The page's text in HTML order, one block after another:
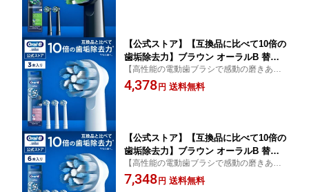
【公式ストア】【互換品に比べて10倍の
歯垢除去力】ブラウン オーラルB 替え
ブラシ やわらか極細毛ブラシ 3本 |Brau
n Oral-B 公式ストア pro1 pro2 正規品
【高性能の電動歯ブラシで感動の磨きあが
りへ】
4,378円 送料無料
【公式ストア】【互換品に比べて10倍の
歯垢除去力】ブラウン オーラルB 替え
ブラシ やわらか極細毛ブラシ6本入 EB6
0X-6-EL |Braun Oral-B 公式ストア pro
【高性能の電動歯ブラシで感動の磨きあが
りへ】
7,348円 送料無料